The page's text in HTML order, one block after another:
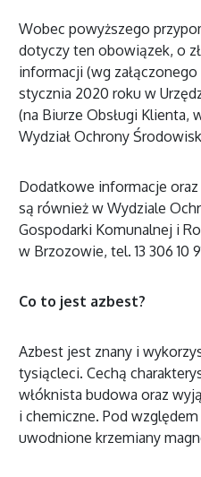
Wobec powyższego
dotyczy ten obowiązek, o
informacji (wg
stycznia 2020 roku w
(na Biurze Obsługi Klienta,
Wydział Ochrony
Dodatkowe informacje
są również w Wydziale
Gospodarki Komunalnej i
w Brzozowie, tel. 13 306 10
Co to jest azbest?
Azbest jest znany i
tysiącleci. Cechą
włóknista budowa oraz
i chemiczne. Pod
uwodnione krzemiany